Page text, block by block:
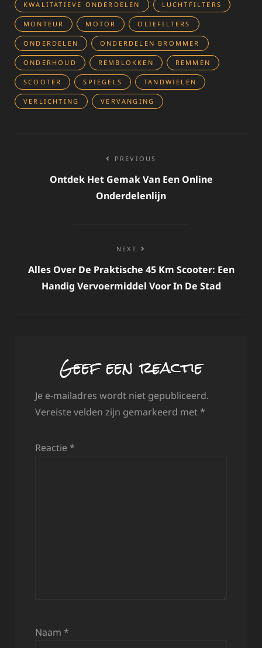
KWALITATIEVE ONDERDELEN LUCHTFILTERS
MONTEUR MOTOR OLIEFILTERS
ONDERDELEN ONDERDELEN BROMMER
ONDERHOUD REMBLOKKEN REMMEN
SCOOTER SPIEGELS TANDWIELEN
VERLICHTING VERVANGING
navigatie
PREVIOUS
Ontdek Het Gemak Van Een Online
Onderdelenlijn
NEXT
Alles Over De Praktische 45 Km Scooter: Een
Handig Vervoermiddel Voor In De Stad
Geef een reactie
Je e-mailadres wordt niet gepubliceerd.
Vereiste velden zijn gemarkeerd met *
Reactie *
Naam *